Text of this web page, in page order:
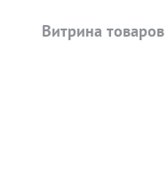
Витрина товаров